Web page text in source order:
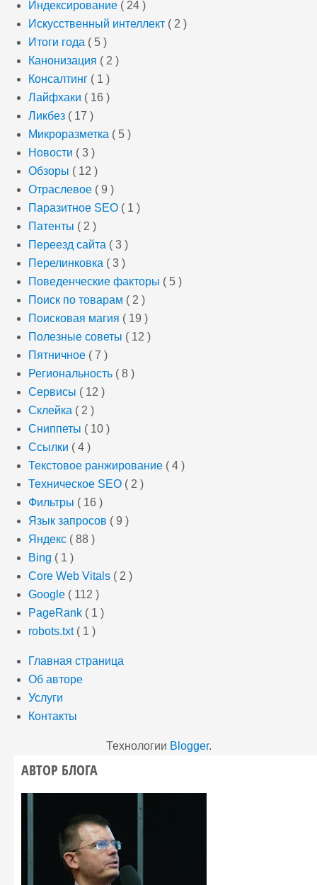
Индексирование ( 24 )
Искусственный интеллект ( 2 )
Итоги года ( 5 )
Канонизация ( 2 )
Консалтинг ( 1 )
Лайфхаки ( 16 )
Ликбез ( 17 )
Микроразметка ( 5 )
Новости ( 3 )
Обзоры ( 12 )
Отраслевое ( 9 )
Паразитное SEO ( 1 )
Патенты ( 2 )
Переезд сайта ( 3 )
Перелинковка ( 3 )
Поведенческие факторы ( 5 )
Поиск по товарам ( 2 )
Поисковая магия ( 19 )
Полезные советы ( 12 )
Пятничное ( 7 )
Региональность ( 8 )
Сервисы ( 12 )
Склейка ( 2 )
Сниппеты ( 10 )
Ссылки ( 4 )
Текстовое ранжирование ( 4 )
Техническое SEO ( 2 )
Фильтры ( 16 )
Язык запросов ( 9 )
Яндекс ( 88 )
Bing ( 1 )
Core Web Vitals ( 2 )
Google ( 112 )
PageRank ( 1 )
robots.txt ( 1 )
Главная страница
Об авторе
Услуги
Контакты
Технологии Blogger.
АВТОР БЛОГА